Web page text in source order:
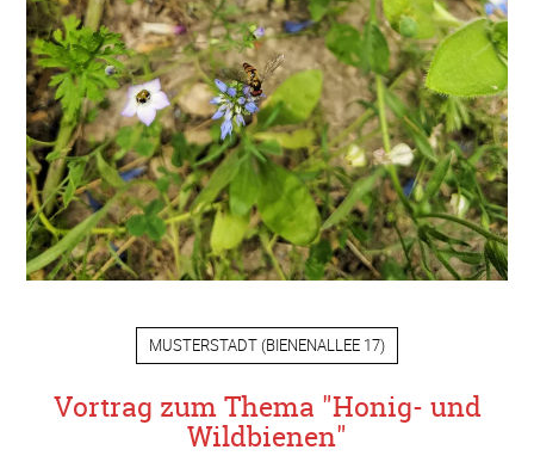
MUSTERSTADT (BIENENALLEE 17)
Vortrag zum Thema "Honig- und
Wildbienen"